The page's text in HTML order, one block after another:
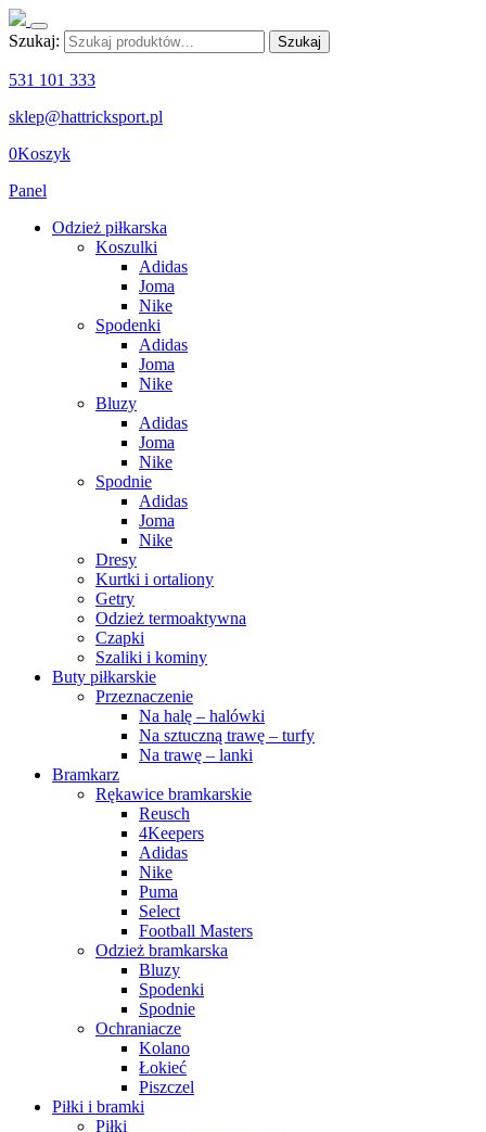
Szukaj: Szukaj
531 101 333
sklep@hattricksport.pl
0Koszyk
Panel
Odzież piłkarska
Koszulki
Adidas
Joma
Nike
Spodenki
Adidas
Joma
Nike
Bluzy
Adidas
Joma
Nike
Spodnie
Adidas
Joma
Nike
Dresy
Kurtki i ortaliony
Getry
Odzież termoaktywna
Czapki
Szaliki i kominy
Buty piłkarskie
Przeznaczenie
Na halę – halówki
Na sztuczną trawę – turfy
Na trawę – lanki
Bramkarz
Rękawice bramkarskie
Reusch
4Keepers
Adidas
Nike
Puma
Select
Football Masters
Odzież bramkarska
Bluzy
Spodenki
Spodnie
Ochraniacze
Kolano
Łokieć
Piszczel
Piłki i bramki
Piłki